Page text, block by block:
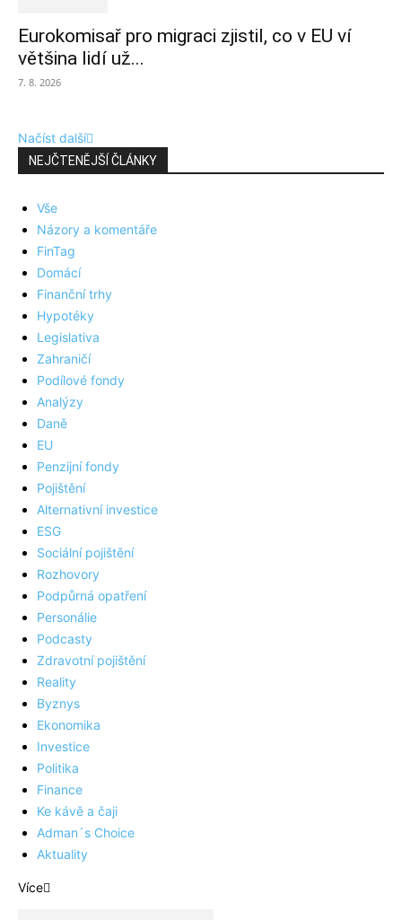
Eurokomisař pro migraci zjistil, co v EU ví
většina lidí už...
7. 8. 2026
Načíst další
NEJČTENĚJŠÍ ČLÁNKY
Vše
Názory a komentáře
FinTag
Domácí
Finanční trhy
Hypotéky
Legislativa
Zahraničí
Podílové fondy
Analýzy
Daně
EU
Penzijní fondy
Pojištění
Alternativní investice
ESG
Sociální pojištění
Rozhovory
Podpůrná opatření
Personálie
Podcasty
Zdravotní pojištění
Reality
Byznys
Ekonomika
Investice
Politika
Finance
Ke kávě a čaji
Adman´s Choice
Aktuality
Více